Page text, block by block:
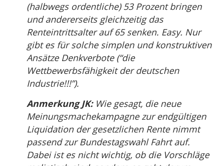
(halbwegs ordentliche) 53 Prozent bringen
und andererseits gleichzeitig das
Renteintrittsalter auf 65 senken. Easy. Nur
gibt es für solche simplen und konstruktiven
Ansätze Denkverbote (“die
Wettbewerbsfähigkeit der deutschen
Industrie!!!”).
Anmerkung JK:Wie gesagt, die neue
Meinungsmachekampagne zur endgültigen
Liquidation der gesetzlichen Rente nimmt
passend zur Bundestagswahl Fahrt auf.
Dabei ist es nicht wichtig, ob die Vorschläge